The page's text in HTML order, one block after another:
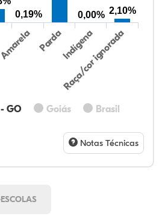
GO Goiás Brasil
PardaIndígena
Raça/cor ignorada
0,19%
0,00% 2,10%
Notas Técnicas